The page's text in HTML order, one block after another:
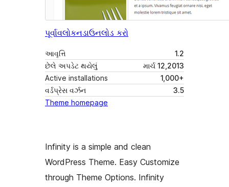
પૂર્વાવલોકનડાઉનલોડ કરો
આવૃત્તિ
1.2
છેલે અપડેટ થયેલું
માર્ચ 12,2013
Active installations
1,000+
વર્ડપ્રેસ વર્ઝન
3.5
Theme homepage
Infinity is a simple and clean
WordPress Theme. Easy Customize
through Theme Options. Infinity